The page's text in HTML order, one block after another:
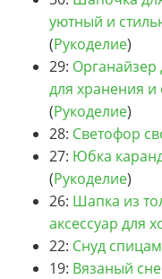
уютный и
(Рукоделие)
29: Органайзер
для хранения
(Рукоделие)
28: Светофор
27: Юбка
(Рукоделие)
26: Шапка из
аксессуар для
22: Снуд
19: Вязаный